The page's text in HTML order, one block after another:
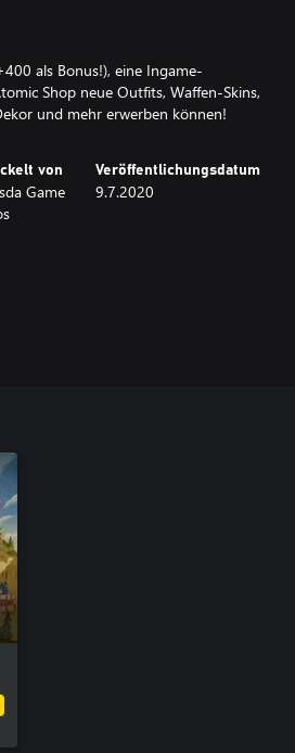
als Bonus!), eine Ingame-
Shop neue Outfits, Waffen-Skins,
und mehr erwerben können!
von
Game
Veröffentlichungsdatum
9.7.2020